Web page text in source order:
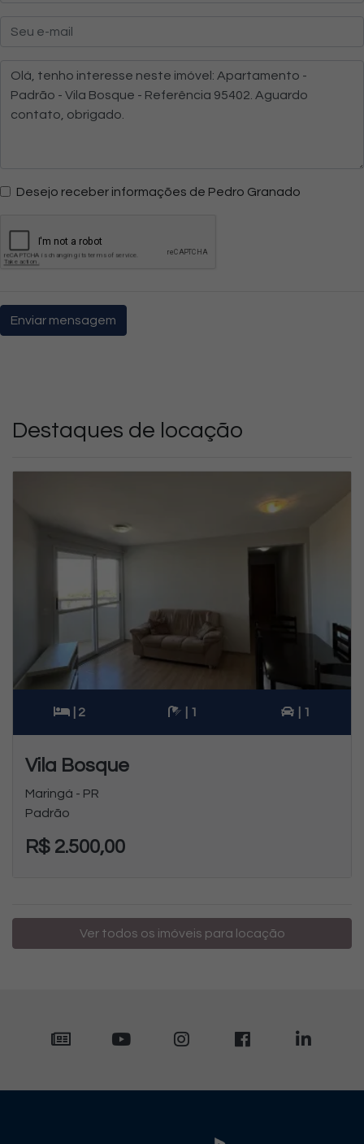
Desejo receber informações de Pedro Granado
Enviar mensagem
Destaques de locação
| 2 | 1 | 1
Vila Bosque
Maringá - PR
Padrão
R$ 2.500,00
Ver todos os imóveis para locação